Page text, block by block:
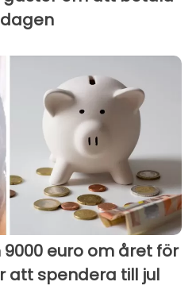
euro om året för
att spendera till jul